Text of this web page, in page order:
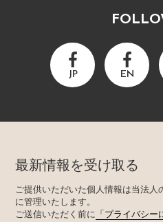
JP EN
最新情報を受け取る
ご提供いただいた個人情報は当法人
に管理いたします。
ご送信いただく前に
「プライバシ